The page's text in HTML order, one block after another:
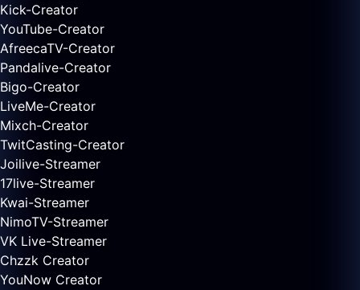
Kick-Creator
YouTube-Creator
AfreecaTV-Creator
Pandalive-Creator
Bigo-Creator
LiveMe-Creator
Mixch-Creator
TwitCasting-Creator
Joilive-Streamer
17live-Streamer
Kwai-Streamer
NimoTV-Streamer
VK Live-Streamer
Chzzk Creator
YouNow Creator